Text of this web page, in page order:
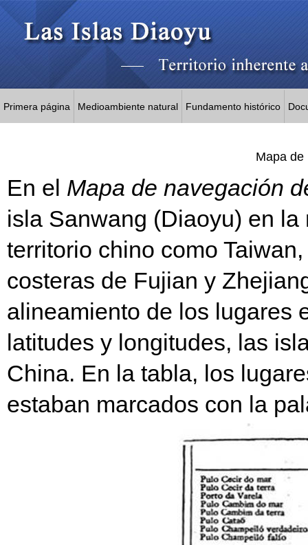
Primera página Medioambiente natural Fundamento histórico
Mapa de
En el Mapa de navegación
isla Sanwang (Diaoyu) en
territorio chino como
costeras de Fujian y
alineamiento de los lugares
latitudes y longitudes, las
China. En la tabla, los
estaban marcados con la